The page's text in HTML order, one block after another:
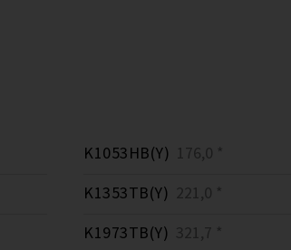
K1053HB(Y) 176,0 *
K1353TB(Y) 221,0 *
K1973TB(Y) 321,7 *